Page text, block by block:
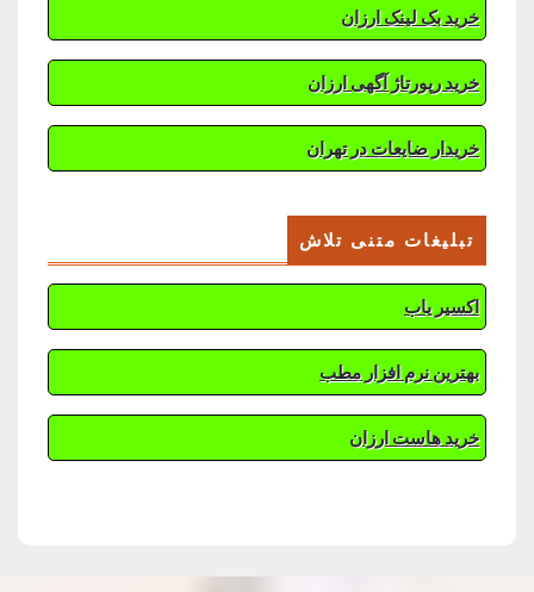
خرید بک لینک ارزان
خرید رپورتاژ آگهی ارزان
خریدار ضایعات در تهران
تبلیغات متنی تلاش
اکسیر یاب
بهترین نرم افزار مطب
خرید هاست ارزان